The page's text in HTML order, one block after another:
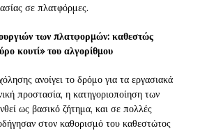
σε πλατφόρμες.
των πλατφορμών: καθεστώς
κουτί» του αλγορίθμου
ανοίγει το δρόμο για τα εργασιακά
προστασία, η κατηγοριοποίηση των
ως βασικό ζήτημα, και σε πολλές
στον καθορισμό του καθεστώτος